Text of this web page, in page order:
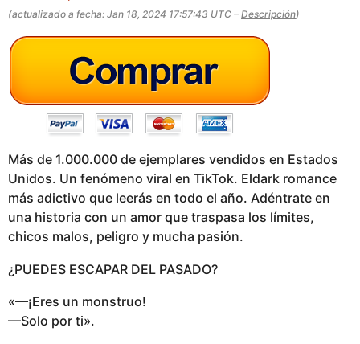
g
(actualizado a fecha: Jan 18, 2024 17:57:43 UTC – Descripción)
Más de 1.000.000 de ejemplares vendidos en Estados
Unidos. Un fenómeno viral en TikTok. Eldark romance
más adictivo que leerás en todo el año. Adéntrate en
una historia con un amor que traspasa los límites,
chicos malos, peligro y mucha pasión.
¿PUEDES ESCAPAR DEL PASADO?
«—¡Eres un monstruo!
—Solo por ti».